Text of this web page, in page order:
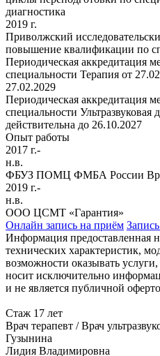
диагностика
2019 г.
Приволжский
повышение квалификации по
Периодическая аккредитация
специальности Терапия от
27.02.2029
Периодическая аккредитация
специальности Ультразвуковая
действительна до 26.10.2027
Опыт работы
2017 г.-
н.в.
ФБУЗ ПОМЦ ФМБА России
2019 г.-
н.в.
ООО ЦСМТ «Гарантия»
Онлайн запись на приём
Информация предоставленная
технических характеристик,
возможности оказывать
носит исключительно
и не является публичной
Стаж 17 лет
Врач терапевт / Врач
Гузынина
Лидия Владимировна